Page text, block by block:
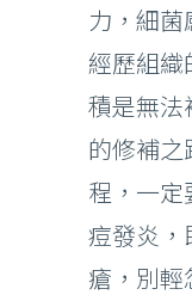
力，細菌
經歷組織
積是無法
的修補
程，一
痘發炎，
瘡，別